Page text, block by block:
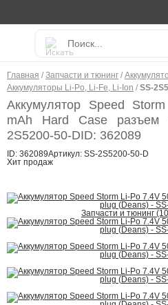
Главная / Запчасти и тюнинг /
Аккумуляторы Li-Po, Li-Fe, Li-Ion / SS-
Аккумулятор Speed
mAh Hard Case
2S5200-50-DID: 362089
ID: 362089Артикул: SS-2S5200-50-D
Хит продаж
Запчасти и тюнинг